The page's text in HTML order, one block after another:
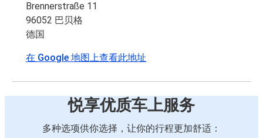
Brennerstraße 11
96052 巴贝格
德国
在 Google 地图上查看此地址
悦享优质车上服务
多种选项供你选择，让你的行程更加舒适：